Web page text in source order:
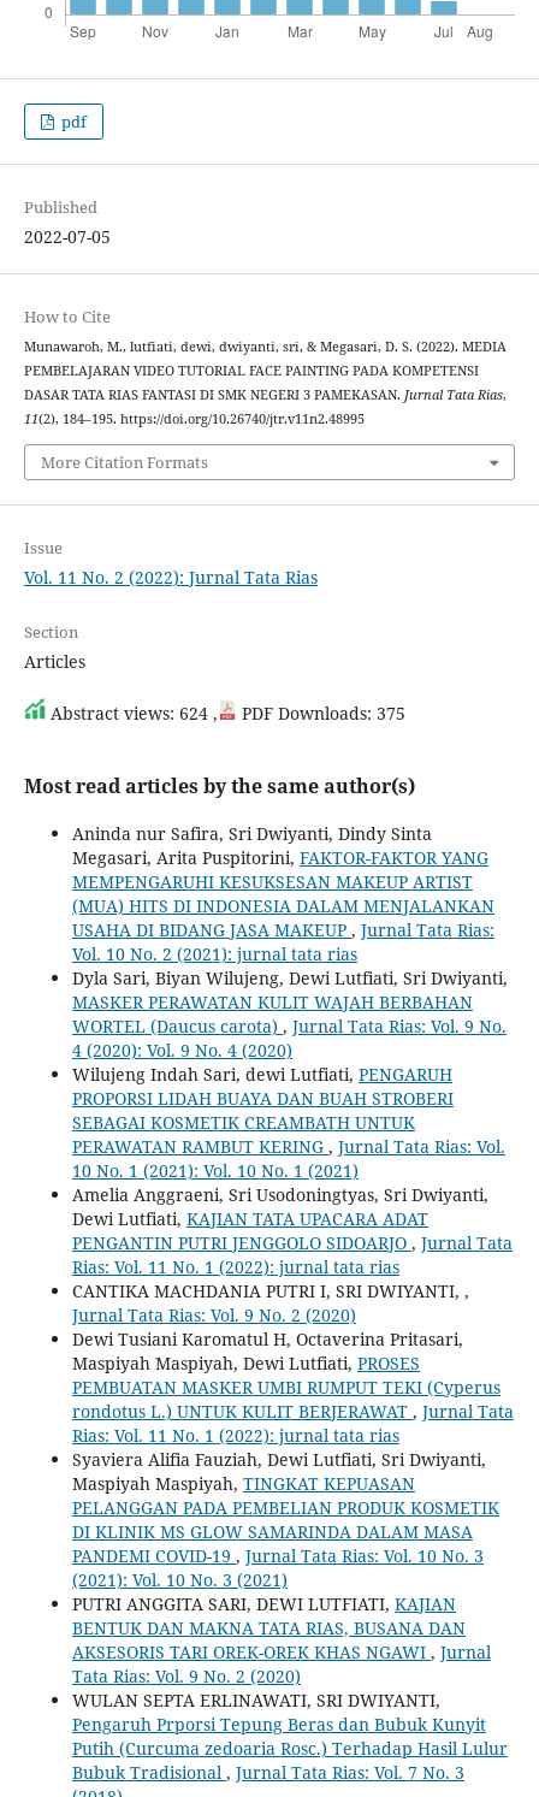
pdf
Published
2022-07-05
How to Cite
Munawaroh, M., lutfiati, dewi, dwiyanti, sri, & Megasari, D. S. (2022). MEDIA
PEMBELAJARAN VIDEO TUTORIAL FACE PAINTING PADA KOMPETENSI
DASAR TATA RIAS FANTASI DI SMK NEGERI 3 PAMEKASAN. Jurnal Tata Rias,
11(2), 184–195. https://doi.org/10.26740/jtr.v11n2.48995
More Citation Formats
Issue
Vol. 11 No. 2 (2022): Jurnal Tata Rias
Section
Articles
Abstract views: 624 , PDF Downloads: 375
Most read articles by the same author(s)
Aninda nur Safira, Sri Dwiyanti, Dindy Sinta
Megasari, Arita Puspitorini, FAKTOR-FAKTOR YANG
MEMPENGARUHI KESUKSESAN MAKEUP ARTIST
(MUA) HITS DI INDONESIA DALAM MENJALANKAN
USAHA DI BIDANG JASA MAKEUP , Jurnal Tata Rias:
Vol. 10 No. 2 (2021): jurnal tata rias
Dyla Sari, Biyan Wilujeng, Dewi Lutfiati, Sri Dwiyanti,
MASKER PERAWATAN KULIT WAJAH BERBAHAN
WORTEL (Daucus carota) , Jurnal Tata Rias: Vol. 9 No.
4 (2020): Vol. 9 No. 4 (2020)
Wilujeng Indah Sari, dewi Lutfiati, PENGARUH
PROPORSI LIDAH BUAYA DAN BUAH STROBERI
SEBAGAI KOSMETIK CREAMBATH UNTUK
PERAWATAN RAMBUT KERING , Jurnal Tata Rias: Vol.
10 No. 1 (2021): Vol. 10 No. 1 (2021)
Amelia Anggraeni, Sri Usodoningtyas, Sri Dwiyanti,
Dewi Lutfiati, KAJIAN TATA UPACARA ADAT
PENGANTIN PUTRI JENGGOLO SIDOARJO , Jurnal Tata
Rias: Vol. 11 No. 1 (2022): jurnal tata rias
CANTIKA MACHDANIA PUTRI I, SRI DWIYANTI, ,
Jurnal Tata Rias: Vol. 9 No. 2 (2020)
Dewi Tusiani Karomatul H, Octaverina Pritasari,
Maspiyah Maspiyah, Dewi Lutfiati, PROSES
PEMBUATAN MASKER UMBI RUMPUT TEKI (Cyperus
rondotus L.) UNTUK KULIT BERJERAWAT , Jurnal Tata
Rias: Vol. 11 No. 1 (2022): jurnal tata rias
Syaviera Alifia Fauziah, Dewi Lutfiati, Sri Dwiyanti,
Maspiyah Maspiyah, TINGKAT KEPUASAN
PELANGGAN PADA PEMBELIAN PRODUK KOSMETIK
DI KLINIK MS GLOW SAMARINDA DALAM MASA
PANDEMI COVID-19 , Jurnal Tata Rias: Vol. 10 No. 3
(2021): Vol. 10 No. 3 (2021)
PUTRI ANGGITA SARI, DEWI LUTFIATI, KAJIAN
BENTUK DAN MAKNA TATA RIAS, BUSANA DAN
AKSESORIS TARI OREK-OREK KHAS NGAWI , Jurnal
Tata Rias: Vol. 9 No. 2 (2020)
WULAN SEPTA ERLINAWATI, SRI DWIYANTI,
Pengaruh Prporsi Tepung Beras dan Bubuk Kunyit
Putih (Curcuma zedoaria Rosc.) Terhadap Hasil Lulur
Bubuk Tradisional , Jurnal Tata Rias: Vol. 7 No. 3